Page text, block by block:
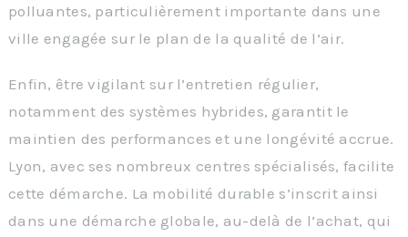
polluantes, particulièrement importante dans une
ville engagée sur le plan de la qualité de l’air.
Enfin, être vigilant sur l’entretien régulier,
notamment des systèmes hybrides, garantit le
maintien des performances et une longévité accrue.
Lyon, avec ses nombreux centres spécialisés, facilite
cette démarche. La mobilité durable s’inscrit ainsi
dans une démarche globale, au-delà de l’achat, qui